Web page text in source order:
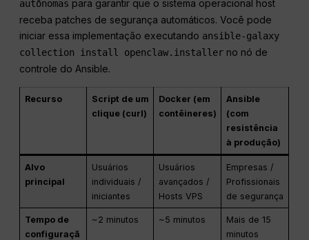
autônomas para garantir que o sistema operacional host
receba patches de segurança automáticos. Você pode
iniciar essa implementação executando ansible-galaxy
collection install openclaw.installer no nó de
controle do Ansible.
Recurso
Script de um
clique (curl)
Docker (em
contêineres)
Ansible
(com
resistência
à produção)
Alvo
principal
Usuários
individuais /
iniciantes
Usuários
avançados /
Hosts VPS
Empresas /
Profissionais
de segurança
Tempo de
configuraçã
~2 minutos ~5 minutos
Mais de 15
minutos